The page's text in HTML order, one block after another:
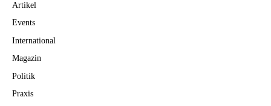
Artikel
Events
International
Magazin
Politik
Praxis